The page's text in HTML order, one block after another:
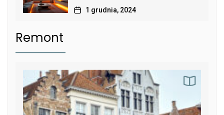
1 grudnia, 2024
Remont